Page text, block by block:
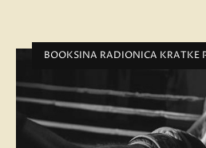
BOOKSINA RADIONICA KRATKE